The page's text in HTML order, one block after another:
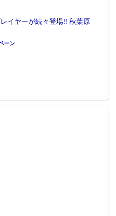
レイヤーが続々登場!! 秋葉原
ーン